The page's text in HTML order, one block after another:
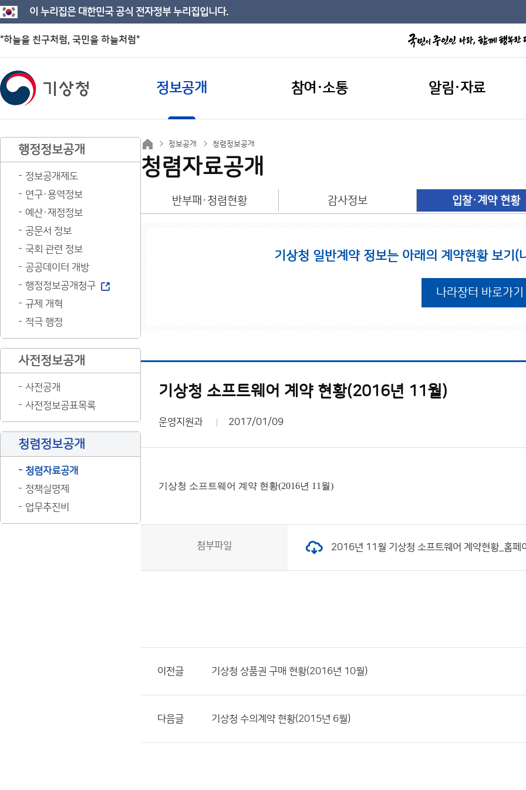
이 누리집은 대한민국 공식 전자정부 누리집입니다.
"하늘을 친구처럼, 국민을 하늘처럼"
정보공개 참여·소통 알림·자료
행정정보공개
정보공개제도
연구·용역정보
예산·재정정보
공문서 정보
국회 관련 정보
공공데이터 개방
행정정보공개청구
규제 개혁
적극 행정
사전정보공개
사전공개
사전정보공표목록
청렴정보공개
청렴자료공개
정책실명제
업무추진비
정보공개 청렴정보공개
청렴자료공개
반부패·청렴현황 감사정보 입찰·계약 현황
기상청 일반계약 정보는 아래의 계약현황 보기
나라장터 바로가기
기상청 소프트웨어 계약 현황(2016년 11월)
운영지원과 2017/01/09
기상청 소프트웨어 계약 현황(2016년 11월)
첨부파일 2016년 11월 기상청 소프트웨어 계약현황_홈
이전글 기상청 상품권 구매 현황(2016년 10월)
다음글 기상청 수의계약 현황(2015년 6월)